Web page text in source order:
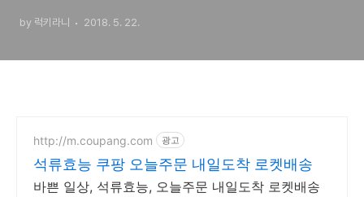
by 럭키라니 2018. 5. 22.
http://m.coupang.com 광고
석류효능 쿠팡 오늘주문 내일도착 로켓배송
바쁜 일상, 석류효능, 오늘주문 내일도착 로켓배송